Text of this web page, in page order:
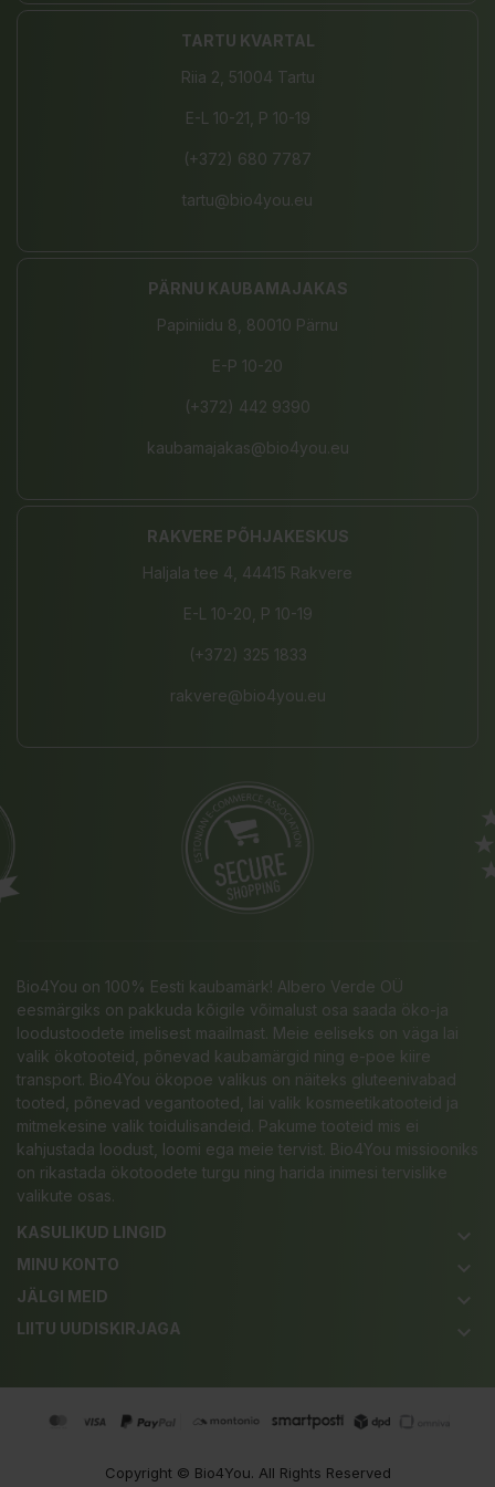
TARTU KVARTAL
Riia 2, 51004 Tartu
E-L 10-21, P 10-19
(+372) 680 7787
tartu@bio4you.eu
PÄRNU KAUBAMAJAKAS
Papiniidu 8, 80010 Pärnu
E-P 10-20
(+372) 442 9390
kaubamajakas@bio4you.eu
RAKVERE PÕHJAKESKUS
Haljala tee 4, 44415 Rakvere
E-L 10-20, P 10-19
(+372) 325 1833
rakvere@bio4you.eu
Bio4You on 100% Eesti kaubamärk! Albero Verde OÜ
eesmärgiks on pakkuda kõigile võimalust osa saada öko-ja
loodustoodete imelisest maailmast. Meie eeliseks on väga lai
valik ökotooteid, põnevad kaubamärgid ning e-poe kiire
transport. Bio4You ökopoe valikus on näiteks gluteenivabad
tooted, põnevad vegantooted, lai valik kosmeetikatooteid ja
mitmekesine valik toidulisandeid. Pakume tooteid mis ei
kahjustada loodust, loomi ega meie tervist. Bio4You missiooniks
on rikastada ökotoodete turgu ning harida inimesi tervislike
valikute osas.
KASULIKUD LINGID
keyboard_arrow_down
MINU KONTO keyboard_arrow_down
JÄLGI MEID keyboard_arrow_down
LIITU UUDISKIRJAGA keyboard_arrow_down
Copyright © Bio4You. All Rights Reserved